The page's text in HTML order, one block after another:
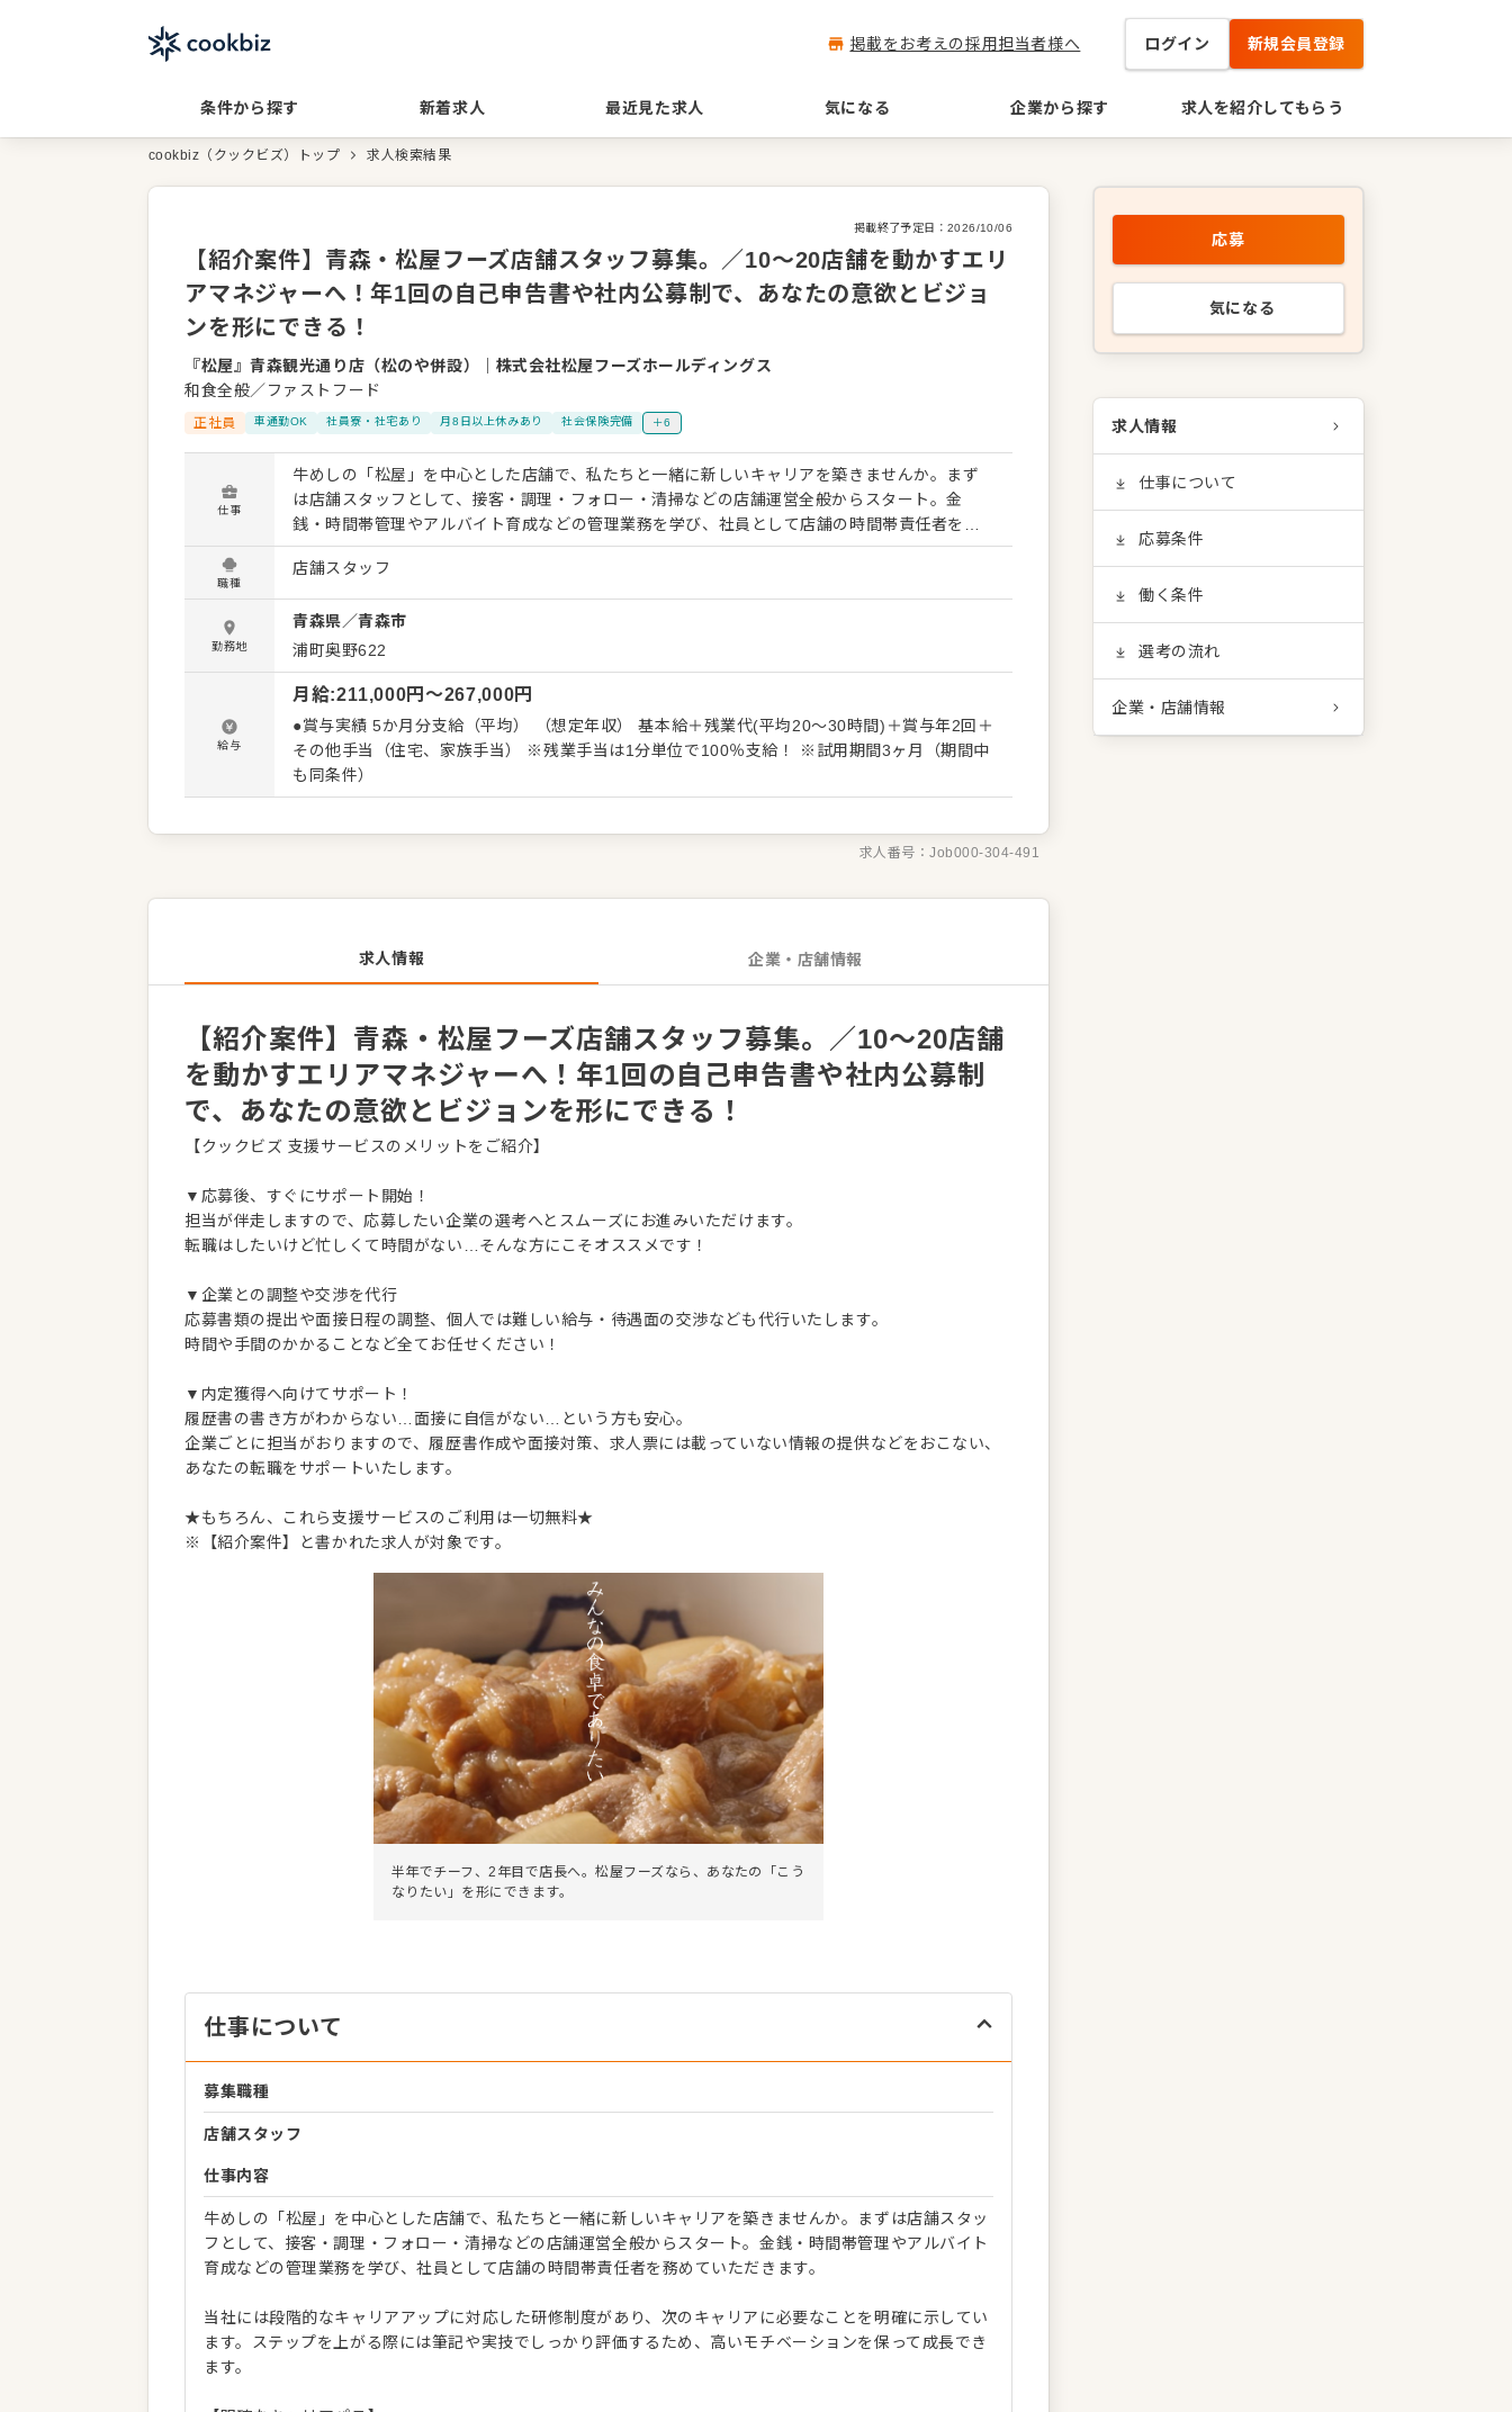
掲載をお考えの採用担当者様へ ログイン 新規会員登録
条件から探す 新着求人 最近見た求人 気になる 企業から探す 求人を紹介してもらう
cookbiz（クックビズ）トップ 求人検索結果
掲載終了予定日： 2026/10/06
【紹介案件】青森・松屋フーズ店舗スタッフ募集。／10〜20店舗を動かすエリ
アマネジャーへ！年1回の自己申告書や社内公募制で、あなたの意欲とビジョ
ンを形にできる！
『松屋』青森観光通り店（松のや併設）
株式会社松屋フーズホールディングス
和食全般／ファストフード
正社員 車通勤OK 社員寮・社宅あり 月8日以上休みあり 社会保険完備 ＋6
仕事
牛めしの「松屋」を中心とした店舗で、私たちと一緒に新しいキャリアを築きませんか。まず
は店舗スタッフとして、接客・調理・フォロー・清掃などの店舗運営全般からスタート。金
銭・時間帯管理やアルバイト育成などの管理業務を学び、社員として店舗の時間帯責任者を務
めていただきます。 当社には段階的なキャリアアップに対応した研修制度があり、次のキャリ
アに必要なことを明確に示しています。ステップを上がる際には筆記や実技でしっかり評価す
るため、高いモチベーションを保って成長できます。 【明確なキャリアパス】 ・ストアチー
フ：半年程度で店長補佐へ ・ストアマネジャー：2年目に最高責任者へ ・ブロックマネジャ
ー：エリアマネジャーを補佐 ・エリアマネジャー：10〜20店舗を統括 最終的には、会社の経
営戦略に基づきながらも、自分の考えによる店舗施策を実行していける、いわばエリア内の店
舗の経営者的な立場で裁量ある取り組みを行えます。 さらに、全社員を対象に将来のビジョン
や希望部署を年1回申告する「自己申告書」の制度や、特定職務の希望者を広く募る「社内公募
制」など、一人ひとりの思いや意欲を活かしたキャリアを築くためのさまざまな制度も備えて
います。
職種
店舗スタッフ
勤務地
青森県／青森市
浦町奥野622
給与
月給:211,000円〜267,000円
●賞与実績 5か月分支給（平均） （想定年収） 基本給＋残業代(平均20～30時間)＋賞与年2回＋
その他手当（住宅、家族手当） ※残業手当は1分単位で100％支給！ ※試用期間3ヶ月（期間中
も同条件）
求人番号：Job000-304-491
求人情報 企業・店舗情報
【紹介案件】青森・松屋フーズ店舗スタッフ募集。／10〜20店舗
を動かすエリアマネジャーへ！年1回の自己申告書や社内公募制
で、あなたの意欲とビジョンを形にできる！
【クックビズ 支援サービスのメリットをご紹介】
▼応募後、すぐにサポート開始！
担当が伴走しますので、応募したい企業の選考へとスムーズにお進みいただけます。
転職はしたいけど忙しくて時間がない…そんな方にこそオススメです！
▼企業との調整や交渉を代行
応募書類の提出や面接日程の調整、個人では難しい給与・待遇面の交渉なども代行いたします。
時間や手間のかかることなど全てお任せください！
▼内定獲得へ向けてサポート！
履歴書の書き方がわからない…面接に自信がない…という方も安心。
企業ごとに担当がおりますので、履歴書作成や面接対策、求人票には載っていない情報の提供などをおこない、
あなたの転職をサポートいたします。
★もちろん、これら支援サービスのご利用は一切無料★
※【紹介案件】と書かれた求人が対象です。
半年でチーフ、2年目で店長へ。松屋フーズなら、あなたの「こう
なりたい」を形にできます。
仕事について
募集職種
店舗スタッフ
仕事内容
牛めしの「松屋」を中心とした店舗で、私たちと一緒に新しいキャリアを築きませんか。まずは店舗スタッ
フとして、接客・調理・フォロー・清掃などの店舗運営全般からスタート。金銭・時間帯管理やアルバイト
育成などの管理業務を学び、社員として店舗の時間帯責任者を務めていただきます。
当社には段階的なキャリアアップに対応した研修制度があり、次のキャリアに必要なことを明確に示してい
ます。ステップを上がる際には筆記や実技でしっかり評価するため、高いモチベーションを保って成長でき
ます。
応募
気になる
求人情報
仕事について
応募条件
働く条件
選考の流れ
企業・店舗情報